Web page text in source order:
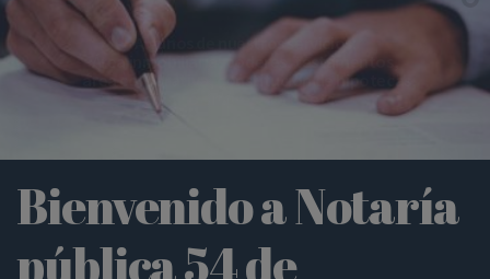
Algunos de nuestros servicios:
Área inmobiliaria, poderes, testamentos,
área corporativa, constitución de hipotecas,
crédito empresariales etc...
Bienvenido a Notaría
pública 54 de